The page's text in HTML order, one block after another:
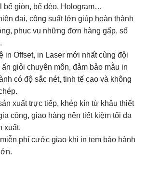
bể giòn, bể dẻo, Hologram…
đại, công suất lớn giúp hoàn thành
phục vụ những đơn hàng gấp, số
in Offset, in Laser mới nhất cùng đội
giỏi chuyên môn, đảm bảo mẫu in
có độ sắc nét, tinh tế cao và không
xuất trực tiếp, khép kín từ khâu thiết
công, giao hàng nên tiết kiệm tối đa
xuất.
phí cước giao khi in tem bảo hành